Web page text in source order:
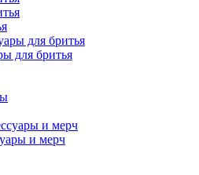
для бритья
и мерч